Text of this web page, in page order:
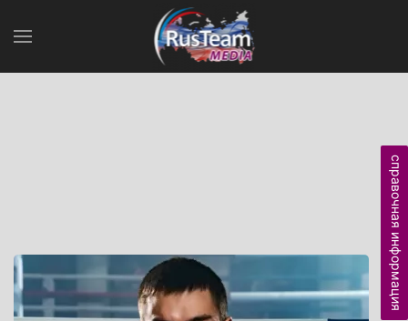
справочная информация